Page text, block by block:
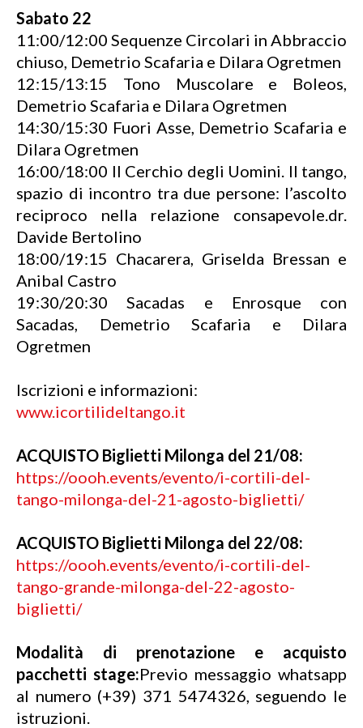
Sabato 22
11:00/12:00 Sequenze Circolari in Abbraccio
chiuso, Demetrio Scafaria e Dilara Ogretmen
12:15/13:15 Tono Muscolare e Boleos,
Demetrio Scafaria e Dilara Ogretmen
14:30/15:30 Fuori Asse, Demetrio Scafaria e
Dilara Ogretmen
16:00/18:00 Il Cerchio degli Uomini. Il tango,
spazio di incontro tra due persone: l’ascolto
reciproco nella relazione consapevole.dr.
Davide Bertolino
18:00/19:15 Chacarera, Griselda Bressan e
Anibal Castro
19:30/20:30 Sacadas e Enrosque con
Sacadas, Demetrio Scafaria e Dilara
Ogretmen
Iscrizioni e informazioni:
www.icortilideltango.it
ACQUISTO Biglietti Milonga del 21/08:
https://oooh.events/evento/i-cortili-del-
tango-milonga-del-21-agosto-biglietti/
ACQUISTO Biglietti Milonga del 22/08:
https://oooh.events/evento/i-cortili-del-
tango-grande-milonga-del-22-agosto-
biglietti/
Modalità di prenotazione e acquisto
pacchetti stage:Previo messaggio whatsapp
al numero (+39) 371 5474326, seguendo le
istruzioni.